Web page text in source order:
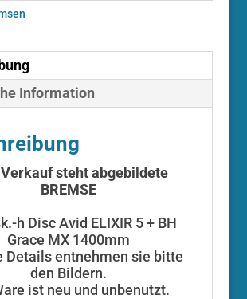
Information
steht abgebildete
BREMSE
h Disc Avid ELIXIR 5 + BH
Grace MX 1400mm
Details entnehmen sie bitte
den Bildern.
ist neu und unbenutzt.